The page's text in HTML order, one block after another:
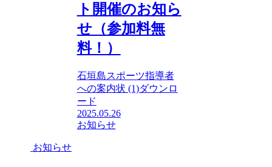
ト開催のお知ら
せ（参加料無
料！）
石垣島スポーツ指導者
への案内状 (1)ダウンロ
ード
2025.05.26
お知らせ
お知らせ